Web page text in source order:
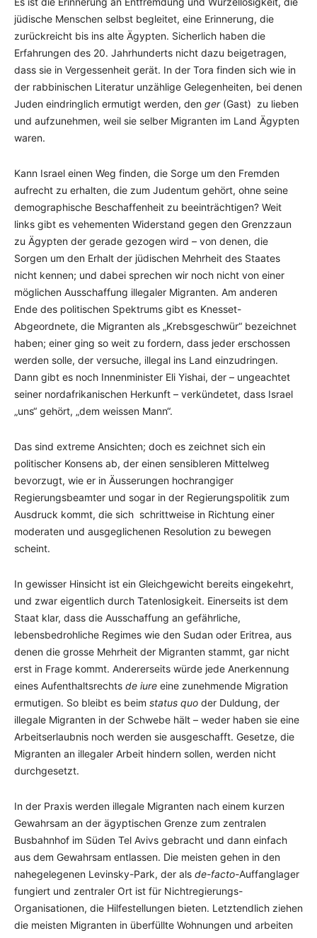
jüdische Menschen selbst begleitet, eine Erinnerung, die
zurückreicht bis ins alte Ägypten. Sicherlich haben die
Erfahrungen des 20. Jahrhunderts nicht dazu beigetragen,
dass sie in Vergessenheit gerät. In der Tora finden sich wie in
der rabbinischen Literatur unzählige Gelegenheiten, bei denen
Juden eindringlich ermutigt werden, den ger(Gast) zu lieben
und aufzunehmen, weil sie selber Migranten im Land Ägypten
waren.
Kann Israel einen Weg finden, die Sorge um den Fremden
aufrecht zu erhalten, die zum Judentum gehört, ohne seine
demographische Beschaffenheit zu beeinträchtigen? Weit
links gibt es vehementen Widerstand gegen den Grenzzaun
zu Ägypten der gerade gezogen wird – von denen, die
Sorgen um den Erhalt der jüdischen Mehrheit des Staates
nicht kennen; und dabei sprechen wir noch nicht von einer
möglichen Ausschaffung illegaler Migranten. Am anderen
Ende des politischen Spektrums gibt es Knesset-
Abgeordnete, die Migranten als „Krebsgeschwür“ bezeichnet
haben; einer ging so weit zu fordern, dass jeder erschossen
werden solle, der versuche, illegal ins Land einzudringen.
Dann gibt es noch Innenminister Eli Yishai, der – ungeachtet
seiner nordafrikanischen Herkunft – verkündetet, dass Israel
„uns“ gehört, „dem weissen Mann“.
Das sind extreme Ansichten; doch es zeichnet sich ein
politischer Konsens ab, der einen sensibleren Mittelweg
bevorzugt, wie er in Äusserungen hochrangiger
Regierungsbeamter und sogar in der Regierungspolitik zum
Ausdruck kommt, die sich schrittweise in Richtung einer
moderaten und ausgeglichenen Resolution zu bewegen
scheint.
In gewisser Hinsicht ist ein Gleichgewicht bereits eingekehrt,
und zwar eigentlich durch Tatenlosigkeit. Einerseits ist dem
Staat klar, dass die Ausschaffung an gefährliche,
lebensbedrohliche Regimes wie den Sudan oder Eritrea, aus
denen die grosse Mehrheit der Migranten stammt, gar nicht
erst in Frage kommt. Andererseits würde jede Anerkennung
eines Aufenthaltsrechts de iure eine zunehmende Migration
ermutigen. So bleibt es beim status quo der Duldung, der
illegale Migranten in der Schwebe hält – weder haben sie eine
Arbeitserlaubnis noch werden sie ausgeschafft. Gesetze, die
Migranten an illegaler Arbeit hindern sollen, werden nicht
durchgesetzt.
In der Praxis werden illegale Migranten nach einem kurzen
Gewahrsam an der ägyptischen Grenze zum zentralen
Busbahnhof im Süden Tel Avivs gebracht und dann einfach
aus dem Gewahrsam entlassen. Die meisten gehen in den
nahegelegenen Levinsky-Park, der als de-facto-Auffanglager
fungiert und zentraler Ort ist für Nichtregierungs-
Organisationen, die Hilfestellungen bieten. Letztendlich ziehen
die meisten Migranten in überfüllte Wohnungen und arbeiten